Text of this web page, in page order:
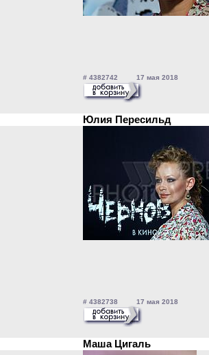
# 4382742 17 мая 2018
Юлия Пересильд
# 4382738 17 мая 2018
Маша Цигаль